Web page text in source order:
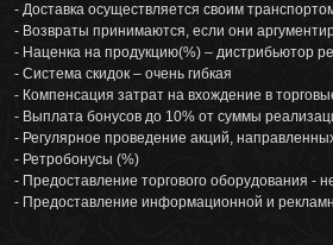
- Доставка осуществляется своим
- Возвраты принимаются, если они
- Наценка на продукцию(%) – дистрибьютор
- Система скидок – очень гибкая
- Компенсация затрат на вхождение в
- Выплата бонусов до 10% от суммы
- Регулярное проведение акций,
- Ретробонусы (%)
- Предоставление торгового оборудования -
- Предоставление информационной и